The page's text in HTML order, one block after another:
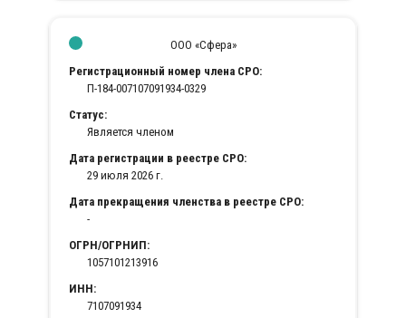
ООО «Сфера»
Регистрационный номер члена СРО:
П-184-007107091934-0329
Статус:
Является членом
Дата регистрации в реестре СРО:
29 июля 2026 г.
Дата прекращения членства в реестре СРО:
-
ОГРН/ОГРНИП:
1057101213916
ИНН:
7107091934